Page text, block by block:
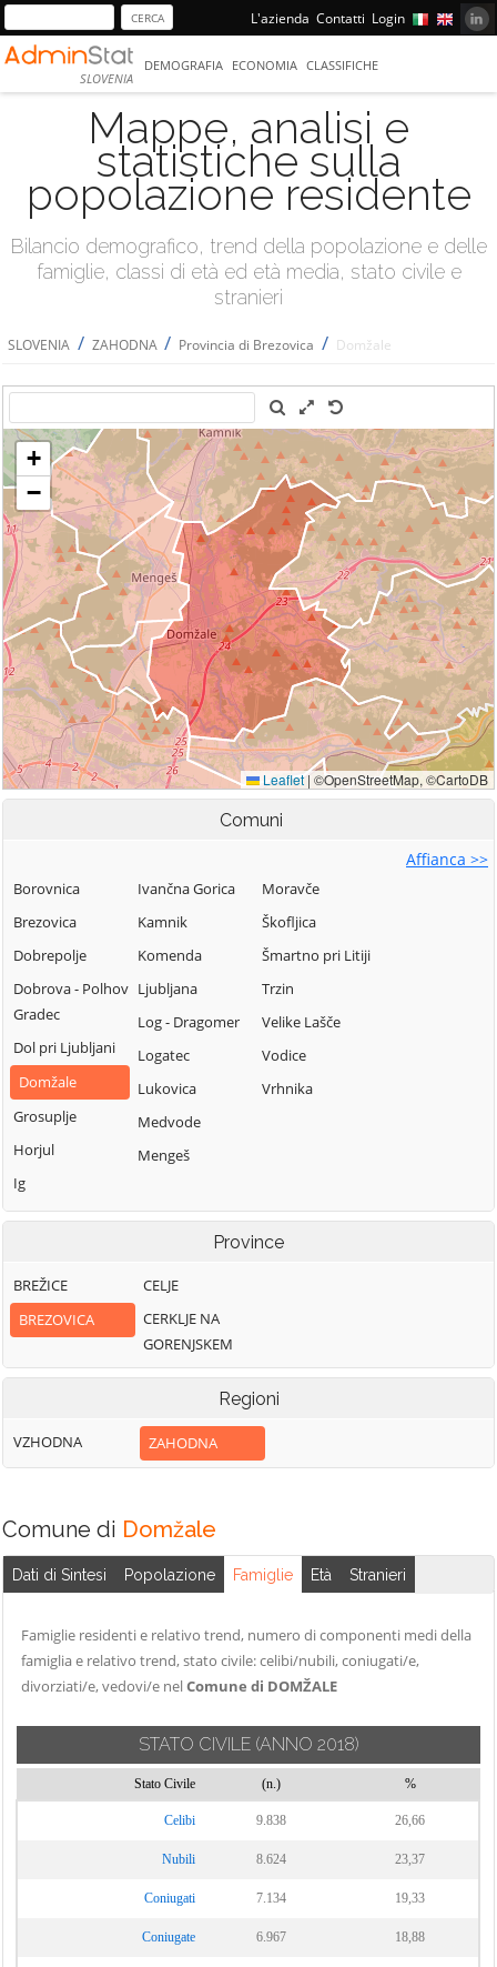
L'azienda Contatti Login
SLOVENIA
DEMOGRAFIA ECONOMIA CLASSIFICHE
Mappe, analisi e
statistiche sulla
popolazione residente
Bilancio demografico, trend della popolazione e delle
famiglie, classi di età ed età media, stato civile e
stranieri
SLOVENIA / ZAHODNA / Provincia di Brezovica / Domžale
Comuni
Affianca >>
Borovnica
Brezovica
Dobrepolje
Dobrova - Polhov
Gradec
Dol pri Ljubljani
Domžale
Grosuplje
Horjul
Ig
Ivančna Gorica
Kamnik
Komenda
Ljubljana
Log - Dragomer
Logatec
Lukovica
Medvode
Mengeš
Moravče
Škofljica
Šmartno pri Litiji
Trzin
Velike Lašče
Vodice
Vrhnika
Province
BREŽICE
BREZOVICA
CELJE
CERKLJE NA
GORENJSKEM
Regioni
VZHODNA ZAHODNA
Comune di Domžale
Dati di Sintesi Popolazione Famiglie Età Stranieri
Famiglie residenti e relativo trend, numero di componenti medi della
famiglia e relativo trend, stato civile: celibi/nubili, coniugati/e,
divorziati/e, vedovi/e nelComune di DOMŽALE
STATO CIVILE (ANNO 2018)
Stato Civile (n.) %
Celibi 9.838 26,66
Nubili 8.624 23,37
Coniugati 7.134 19,33
Coniugate 6.967 18,88